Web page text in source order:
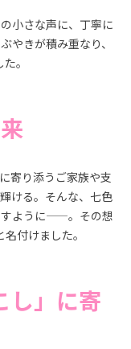
小さな声に、丁寧に
やきが積み重なり、
。
寄り添うご家族や支
ける。そんな、七色
すように——。その想
付けました。
し」に寄